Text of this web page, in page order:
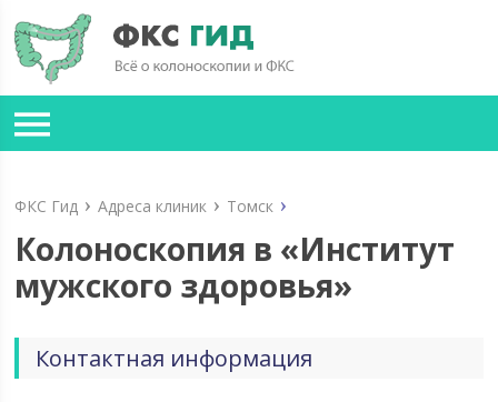
ФКС Гид Адреса клиник Томск
Колоноскопия в «Институт
мужского здоровья»
Контактная информация